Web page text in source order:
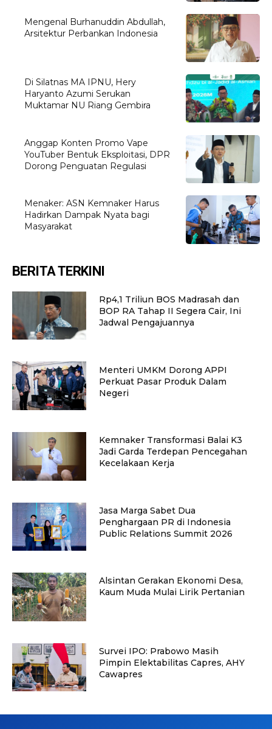
Mengenal Burhanuddin Abdullah,
Arsitektur Perbankan Indonesia
Di Silatnas MA IPNU, Hery
Haryanto Azumi Serukan
Muktamar NU Riang Gembira
Anggap Konten Promo Vape
YouTuber Bentuk Eksploitasi, DPR
Dorong Penguatan Regulasi
Menaker: ASN Kemnaker Harus
Hadirkan Dampak Nyata bagi
Masyarakat
BERITA TERKINI
Rp4,1 Triliun BOS Madrasah dan
BOP RA Tahap II Segera Cair, Ini
Jadwal Pengajuannya
Menteri UMKM Dorong APPI
Perkuat Pasar Produk Dalam
Negeri
Kemnaker Transformasi Balai K3
Jadi Garda Terdepan Pencegahan
Kecelakaan Kerja
Jasa Marga Sabet Dua
Penghargaan PR di Indonesia
Public Relations Summit 2026
Alsintan Gerakan Ekonomi Desa,
Kaum Muda Mulai Lirik Pertanian
Survei IPO: Prabowo Masih
Pimpin Elektabilitas Capres, AHY
Cawapres